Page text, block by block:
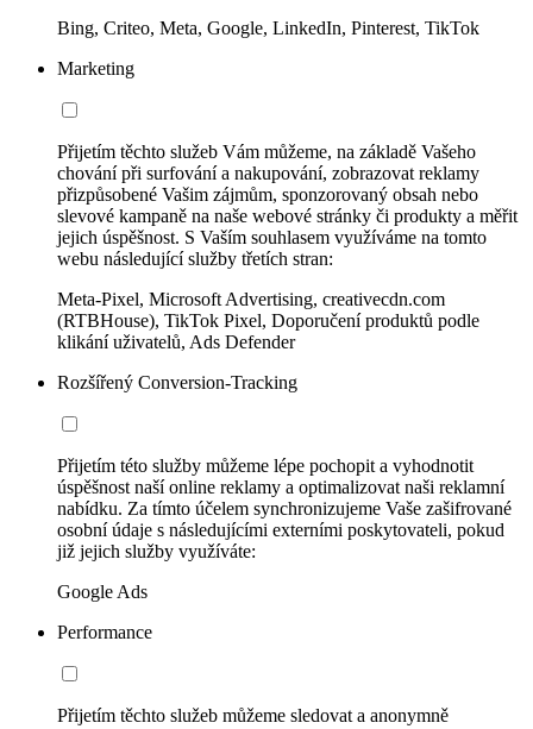
Bing, Criteo, Meta, Google, LinkedIn, Pinterest, TikTok
Marketing
Přijetím těchto služeb Vám můžeme, na základě Vašeho
chování při surfování a nakupování, zobrazovat reklamy
přizpůsobené Vašim zájmům, sponzorovaný obsah nebo
slevové kampaně na naše webové stránky či produkty a měřit
jejich úspěšnost. S Vaším souhlasem využíváme na tomto
webu následující služby třetích stran:
Meta-Pixel, Microsoft Advertising, creativecdn.com
(RTBHouse), TikTok Pixel, Doporučení produktů podle
klikání uživatelů, Ads Defender
Rozšířený Conversion-Tracking
Přijetím této služby můžeme lépe pochopit a vyhodnotit
úspěšnost naší online reklamy a optimalizovat naši reklamní
nabídku. Za tímto účelem synchronizujeme Vaše zašifrované
osobní údaje s následujícími externími poskytovateli, pokud
již jejich služby využíváte:
Google Ads
Performance
Přijetím těchto služeb můžeme sledovat a anonymně